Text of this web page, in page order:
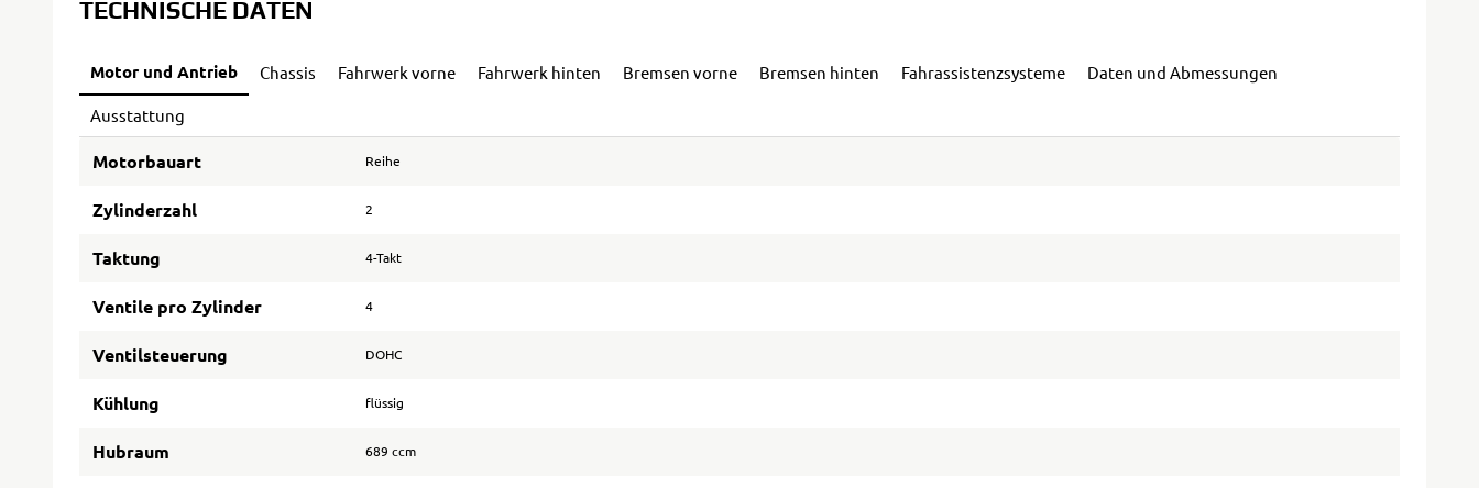
TECHNISCHE DATEN
Motor und Antrieb Chassis Fahrwerk vorne Fahrwerk hinten Bremsen vorne Bremsen hinten Fahrassistenzsysteme Daten und Abmessungen
Ausstattung
Motorbauart Reihe
Zylinderzahl 2
Taktung 4-Takt
Ventile pro Zylinder 4
Ventilsteuerung DOHC
Kühlung flüssig
Hubraum 689 ccm